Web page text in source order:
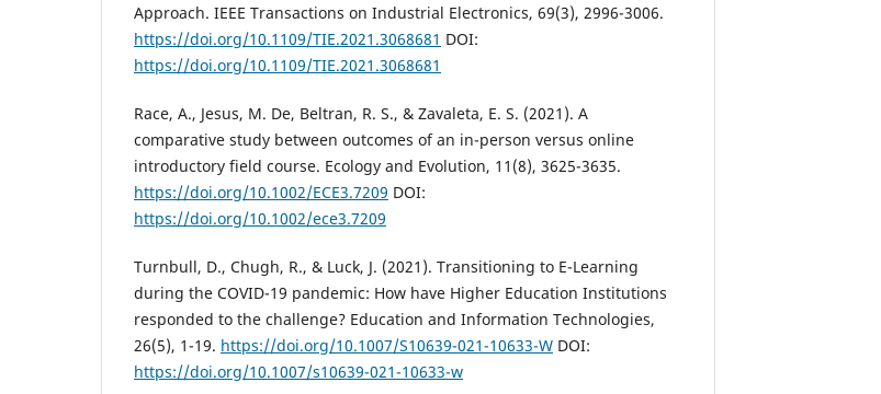
Approach. IEEE Transactions on Industrial Electronics, 69(3), 2996-3006.
https://doi.org/10.1109/TIE.2021.3068681 DOI:
https://doi.org/10.1109/TIE.2021.3068681
Race, A., Jesus, M. De, Beltran, R. S., & Zavaleta, E. S. (2021). A
comparative study between outcomes of an in-person versus online
introductory field course. Ecology and Evolution, 11(8), 3625-3635.
https://doi.org/10.1002/ECE3.7209 DOI:
https://doi.org/10.1002/ece3.7209
Turnbull, D., Chugh, R., & Luck, J. (2021). Transitioning to E-Learning
during the COVID-19 pandemic: How have Higher Education Institutions
responded to the challenge? Education and Information Technologies,
26(5), 1-19. https://doi.org/10.1007/S10639-021-10633-W DOI:
https://doi.org/10.1007/s10639-021-10633-w